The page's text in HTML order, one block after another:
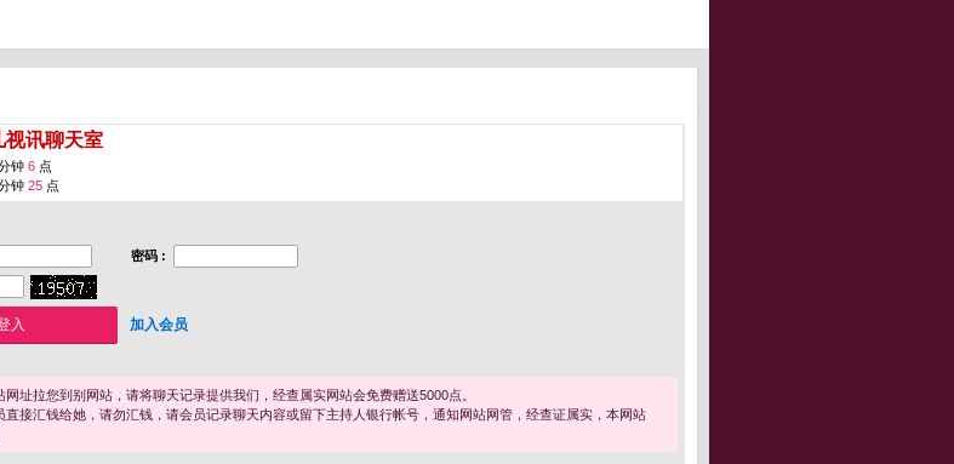
视讯聊天室
钟 6 点
钟 25 点
密码 :
加入会员
址拉您到别网站，请将聊天记录提供我们，经查属实网站会免费赠送5000点。
直接汇钱给她，请勿汇钱，请会员记录聊天内容或留下主持人银行帐号，通知网站网管，经查证属实，本网站